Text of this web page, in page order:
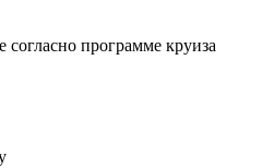
программе круиза